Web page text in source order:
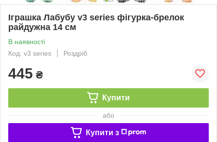
Іграшка Лабубу v3 series фігурка-брелок
райдужна 14 см
В наявності
Код: v3 series
Роздріб
445 ₴
Купити
або
Купити з